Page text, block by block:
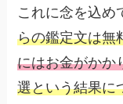
これに念を込め
らの鑑定文は無
にはお金がかか
選という結果に